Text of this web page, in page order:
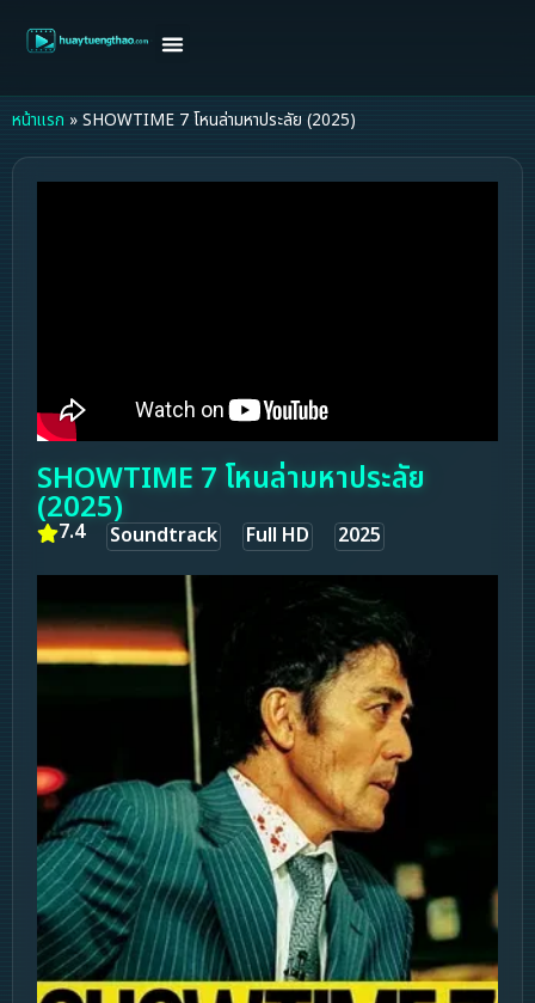
หน้าแรก » SHOWTIME 7 โหนล่ามหาประลัย (2025)
SHOWTIME 7 โหนล่ามหาประลัย
(2025)
7.4 Soundtrack Full HD 2025